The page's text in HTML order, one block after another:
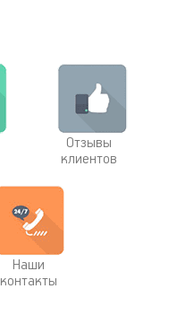
Отзывы
клиентов
Наши
контакты